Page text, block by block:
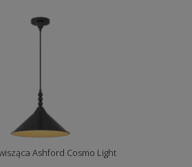
Ashford Cosmo Light